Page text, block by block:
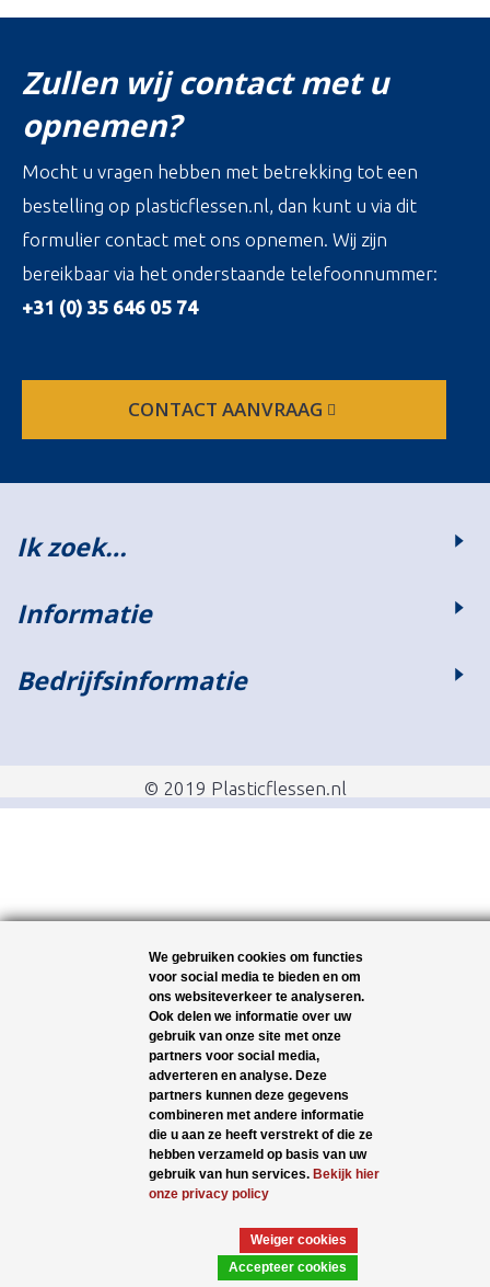
Zullen wij contact met u
opnemen?
Mocht u vragen hebben met betrekking tot een
bestelling op plasticflessen.nl, dan kunt u via dit
formulier contact met ons opnemen. Wij zijn
bereikbaar via het onderstaande telefoonnummer:
+31 (0) 35 646 05 74
CONTACT AANVRAAG
Ik zoek…
Informatie
Bedrijfsinformatie
© 2019 Plasticflessen.nl
We gebruiken cookies om functies
voor social media te bieden en om
ons websiteverkeer te analyseren.
Ook delen we informatie over uw
gebruik van onze site met onze
partners voor social media,
adverteren en analyse. Deze
partners kunnen deze gegevens
combineren met andere informatie
die u aan ze heeft verstrekt of die ze
hebben verzameld op basis van uw
gebruik van hun services. Bekijk hier
onze privacy policy
Weiger cookies
Accepteer cookies